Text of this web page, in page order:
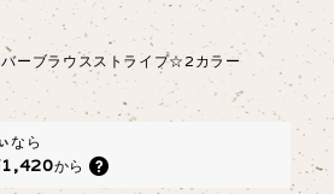
ーブラウスストライプ☆2カラー
なら
から